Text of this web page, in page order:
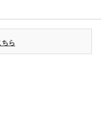
ちら